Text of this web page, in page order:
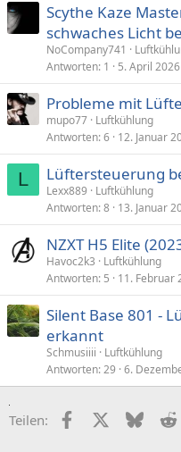
Scythe Kaze
schwaches Licht
NoCompany741
Antworten 1 5. April 2026
Probleme mit
mupo77 Luftkühlung
Antworten 6 12. Januar
L Lüftersteuerung
Lexx889
Luftkühlung
Antworten 8 13. Januar
NZXT H5 Elite
Havoc2k3
Luftkühlung
Antworten 5 11. Februar
Silent Base 801 -
erkannt
Schmusiiii
Luftkühlung
Antworten 29 6.
Teilen: FacebookX (Twitter)
Bluesky